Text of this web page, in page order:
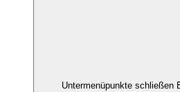
Untermenüpunkte schließen